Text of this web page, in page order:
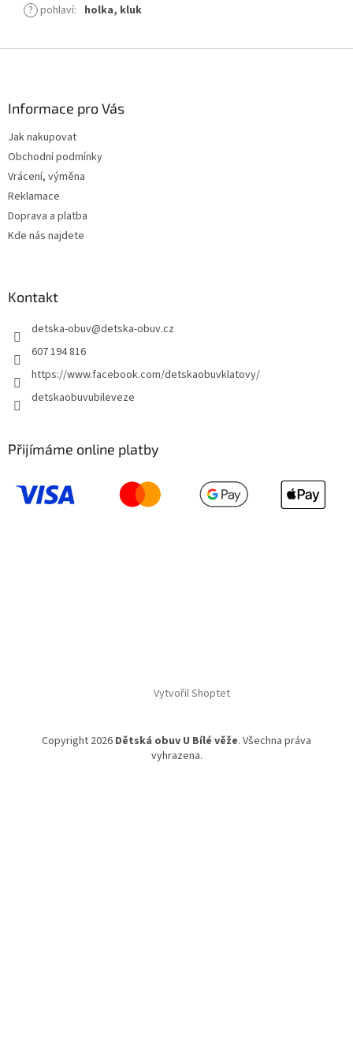
? pohlaví: holka, kluk
Informace pro Vás
Jak nakupovat
Obchodní podmínky
Vrácení, výměna
Reklamace
Doprava a platba
Kde nás najdete
Kontakt
detska-obuv@detska-obuv.cz
607 194 816
https://www.facebook.com/detskaobuvklatovy/
detskaobuvubileveze
Přijímáme online platby
Vytvořil Shoptet
Copyright 2026 Dětská obuv U Bílé věže. Všechna práva
vyhrazena.